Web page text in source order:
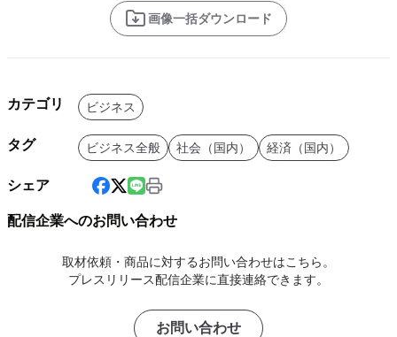
画像一括ダウンロード
カテゴリ ビジネス
タグ ビジネス全般 社会（国内） 経済（国内）
シェア
配信企業へのお問い合わせ
取材依頼・商品に対するお問い合わせはこちら。
プレスリリース配信企業に直接連絡できます。
お問い合わせ